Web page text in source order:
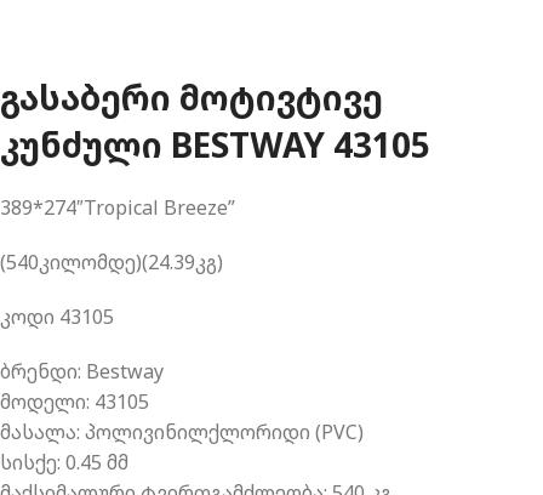
ᲒᲐᲡᲐᲑᲔᲠᲘ ᲛᲝᲢᲘᲕᲢᲘᲕᲔ
ᲙᲣᲜᲫᲣᲚᲘ BESTWAY 43105
389*274″Tropical Breeze”
(540კილომდე)(24.39კგ)
კოდი 43105
ბრენდი: Bestway
მოდელი: 43105
მასალა: პოლივინილქლორიდი (PVC)
სისქე: 0.45 მმ